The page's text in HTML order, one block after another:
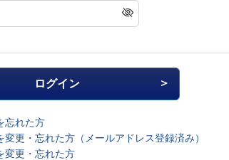
忘れた方
変更・忘れた方 （メールアドレス登録済み）
変更・忘れた方